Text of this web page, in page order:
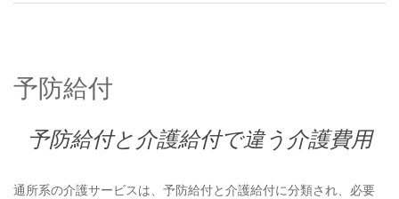
予防給付
予防給付と介護給付で違う介護費用
通所系の介護サービスは、予防給付と介護給付に分類され、必要